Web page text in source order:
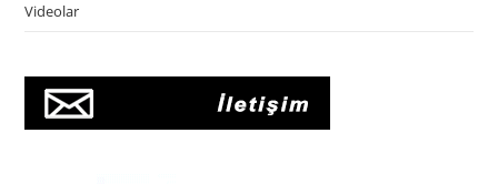
Videolar